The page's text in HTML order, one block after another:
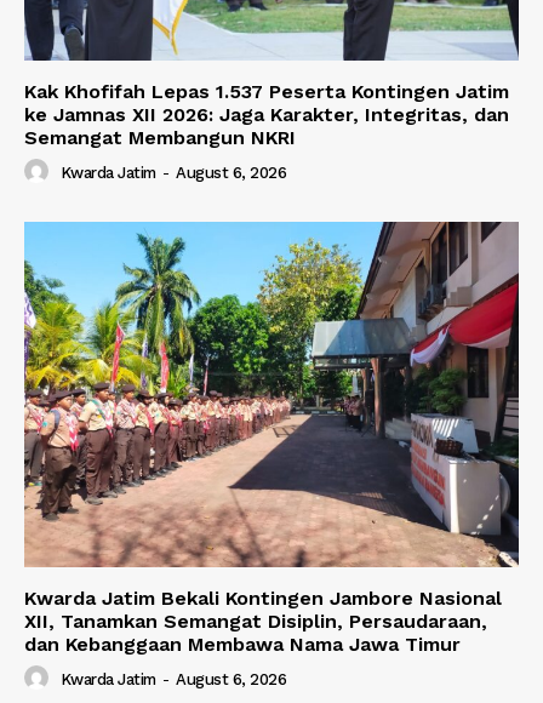
Kak Khofifah Lepas 1.537 Peserta Kontingen Jatim
ke Jamnas XII 2026: Jaga Karakter, Integritas, dan
Semangat Membangun NKRI
Kwarda Jatim - August 6, 2026
Kwarda Jatim Bekali Kontingen Jambore Nasional
XII, Tanamkan Semangat Disiplin, Persaudaraan,
dan Kebanggaan Membawa Nama Jawa Timur
Kwarda Jatim - August 6, 2026